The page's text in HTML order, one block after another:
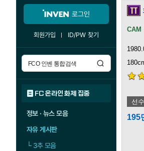
로그인
회원가입 ID/PW 찾기
FC 온라인 화제 집중
정보 · 뉴스 모음
자유 게시판
└3추 모음
선
195